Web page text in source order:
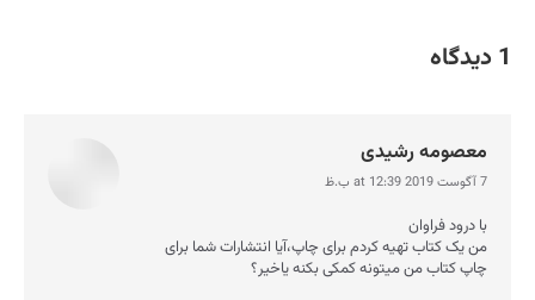
1 دیدگاه
معصومه رشیدی
says:7 آگوست 2019 at 12:39 ب.ظ
با درود فراوان
من یک کتاب تهیه کردم برای چاپ،آیا انتشارات شما برای
چاپ کتاب من میتونه کمکی بکنه یاخیر؟